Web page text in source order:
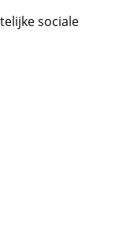
sociale